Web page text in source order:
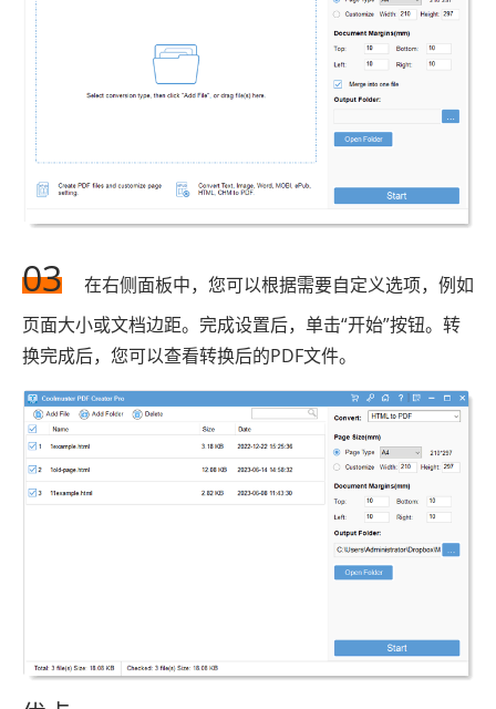
03
在右侧面板中，您可以根据需要自定义选项，例如
页面大小或文档边距。完成设置后，单击“开始”按钮。转
换完成后，您可以查看转换后的PDF文件。